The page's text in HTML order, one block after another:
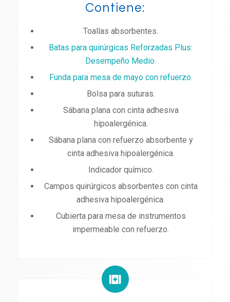
Contiene:
Toallas absorbentes.
Batas para quirúrgicas Reforzadas Plus:
Desempeño Medio.
Funda para mesa de mayo con refuerzo.
Bolsa para suturas.
Sábana plana con cinta adhesiva
hipoalergénica.
Sábana plana con refuerzo absorbente y
cinta adhesiva hipoalergénica.
Indicador químico.
Campos quirúrgicos absorbentes con cinta
adhesiva hipoalergénica.
Cubierta para mesa de instrumentos
impermeable con refuerzo.